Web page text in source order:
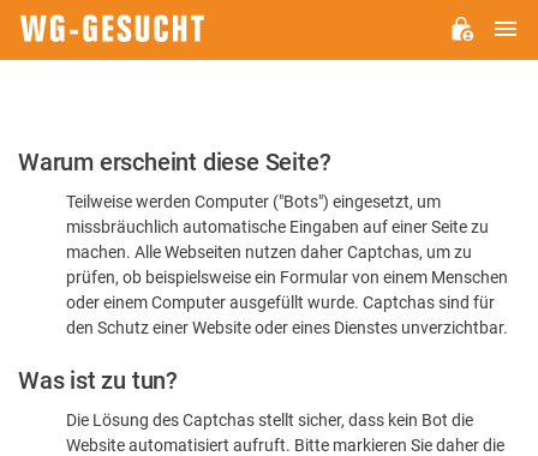
Bitte
dass
sind
Warum erscheint diese Seite?
Teilweise werden Computer ("Bots") eingesetzt, um
missbräuchlich automatische Eingaben auf einer Seite zu
machen. Alle Webseiten nutzen daher Captchas, um zu
prüfen, ob beispielsweise ein Formular von einem Menschen
oder einem Computer ausgefüllt wurde. Captchas sind für
den Schutz einer Website oder eines Dienstes unverzichtbar.
Was ist zu tun?
Die Lösung des Captchas stellt sicher, dass kein Bot die
Website automatisiert aufruft. Bitte markieren Sie daher die